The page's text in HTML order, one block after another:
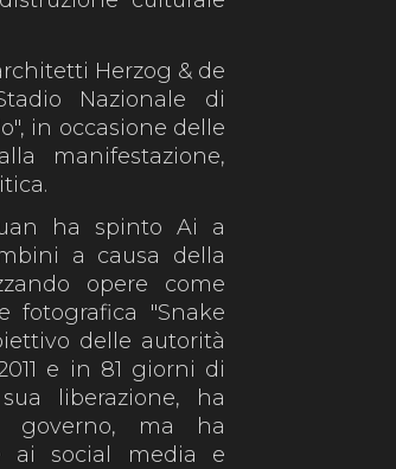
Herzog & de
Nazionale di
in occasione delle
manifestazione,
ha spinto Ai a
a causa della
opere come
fotografica "Snake
delle autorità
e in 81 giorni di
liberazione, ha
governo, ma ha
ai social media e